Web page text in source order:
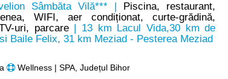
Sâmbăta Vilă*** |
Piscina, restaurant,
WIFI, aer condiționat, curte-grădină,
uri, parcare| 13 km Lacul Vida,30 km de
Baile Felix, 31 km Meziad - Pesterea Meziad
Wellness | SPA, Județul Bihor